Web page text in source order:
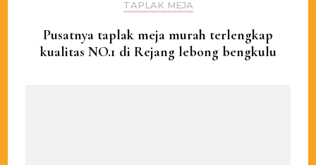
TAPLAK MEJA
Pusatnya taplak meja murah terlengkap
kualitas NO.1 di Rejang lebong bengkulu